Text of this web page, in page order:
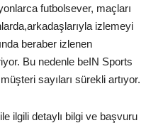
futbolsever, maçları
izlemeyi
beraber izlenen
Bu nedenle beIN Sports
sayıları sürekli artıyor.
ilgili detaylı bilgi ve başvuru